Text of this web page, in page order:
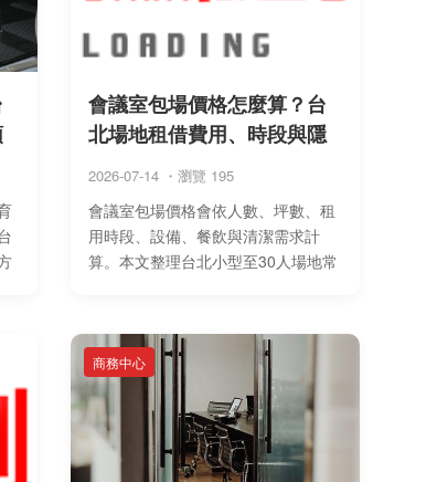
會議室包場價格怎麼算？台
北場地租借費用、時段與隱
2026-07-14 ・瀏覽 195
會議室包場價格會依人數、坪數、租
用時段、設備、餐飲與清潔需求計
算。本文整理台北小型至30人場地常
商務中心